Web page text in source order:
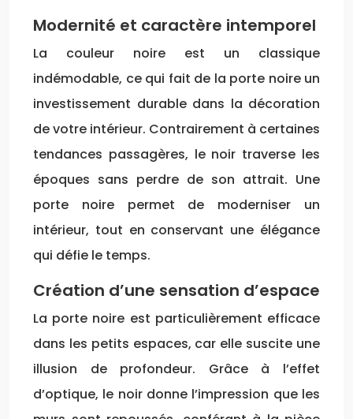
Modernité et caractère intemporel
La couleur noire est un classique
indémodable, ce qui fait de la porte noire un
investissement durable dans la décoration
de votre intérieur. Contrairement à certaines
tendances passagères, le noir traverse les
époques sans perdre de son attrait. Une
porte noire permet de moderniser un
intérieur, tout en conservant une élégance
qui défie le temps.
Création d’une sensation d’espace
La porte noire est particulièrement efficace
dans les petits espaces, car elle suscite une
illusion de profondeur. Grâce à l’effet
d’optique, le noir donne l’impression que les